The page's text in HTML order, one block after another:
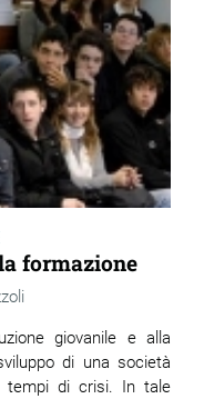
formazione
giovanile e alla
di una società
tempi di crisi. In tale